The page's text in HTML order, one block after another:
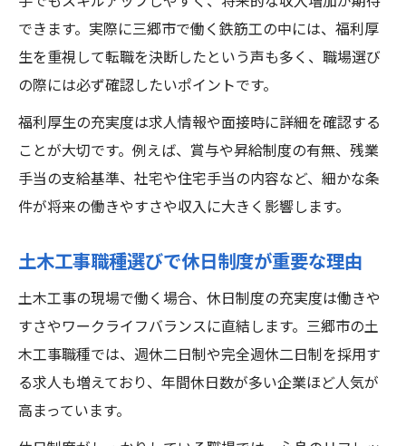
できます。実際に三郷市で働く鉄筋工の中には、福利厚
生を重視して転職を決断したという声も多く、職場選び
の際には必ず確認したいポイントです。
福利厚生の充実度は求人情報や面接時に詳細を確認する
ことが大切です。例えば、賞与や昇給制度の有無、残業
手当の支給基準、社宅や住宅手当の内容など、細かな条
件が将来の働きやすさや収入に大きく影響します。
土木工事職種選びで休日制度が重要な理由
土木工事の現場で働く場合、休日制度の充実度は働きや
すさやワークライフバランスに直結します。三郷市の土
木工事職種では、週休二日制や完全週休二日制を採用す
る求人も増えており、年間休日数が多い企業ほど人気が
高まっています。